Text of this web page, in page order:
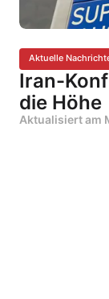
Aktuelle
Iran-
die Höhe
Aktualisiert am